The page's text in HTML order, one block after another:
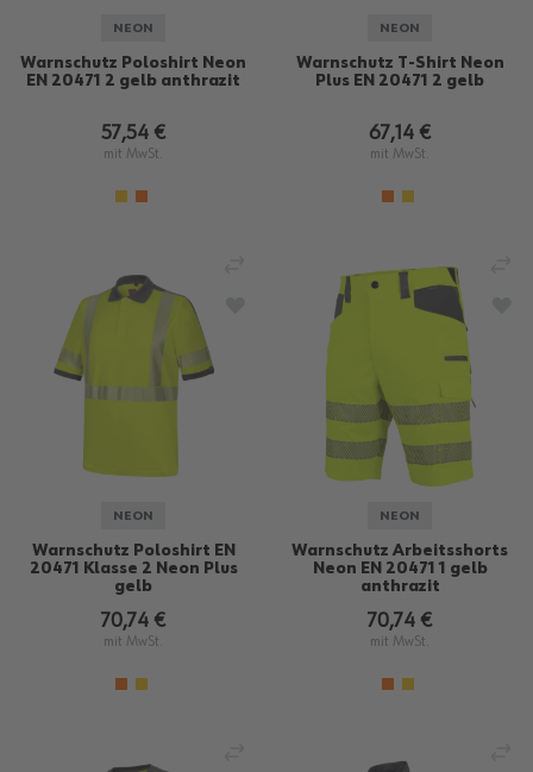
NEON
Warnschutz Poloshirt Neon
EN 20471 2 gelb anthrazit
57,54 €
mit MwSt.
NEON
Warnschutz T-Shirt Neon
Plus EN 20471 2 gelb
67,14 €
mit MwSt.
NEON
Warnschutz Poloshirt EN
20471 Klasse 2 Neon Plus
gelb
70,74 €
mit MwSt.
ZUR WUNSCHLISTE HINZUFÜGEN
NEON
Warnschutz Arbeitsshorts
Neon EN 20471 1 gelb
anthrazit
70,74 €
mit MwSt.